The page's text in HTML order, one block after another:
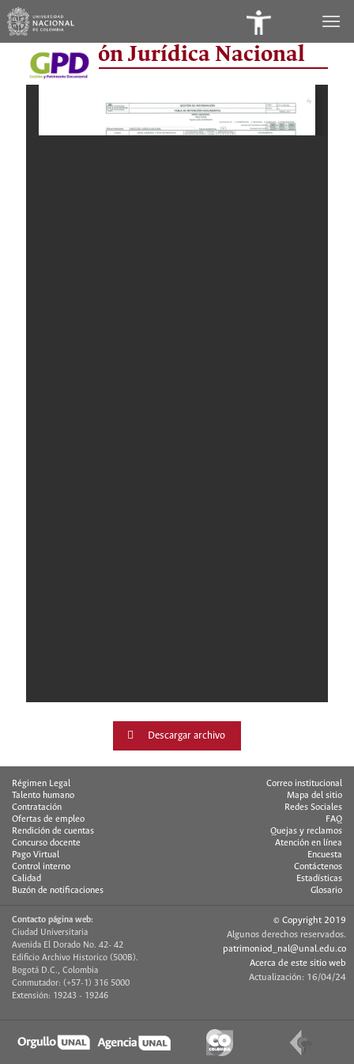
de
Dirección Jurídica Nacional
Descargar archivo
Régimen Legal
Talento humano
Contratación
Ofertas de empleo
Rendición de cuentas
Concurso docente
Pago Virtual
Control interno
Calidad
Buzón de notificaciones
Correo institucional
Mapa del sitio
Redes Sociales
FAQ
Quejas y reclamos
Atención en línea
Encuesta
Contáctenos
Estadísticas
Glosario
Contacto página web:
Ciudad Universitaria
Avenida El Dorado No. 42- 42
Edificio Archivo Historico (500B).
Bogotá D.C., Colombia
Conmutador: (+57-1) 316 5000
Extensión: 19243 - 19246
© Copyright 2019
Algunos derechos reservados.
patrimoniod_nal@unal.edu.co
Acerca de este sitio web
Actualización: 16/04/24